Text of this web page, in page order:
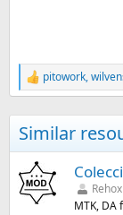
R
e
c
c
i
o
n
e
pitowork,
Similar
Rehox
MTK, DA